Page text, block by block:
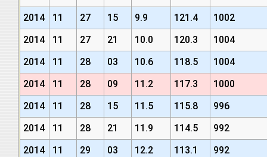
2014
11 27 15 9.9 121.4
1002
2014
11 27 21 10.0 120.3
1004
2014
11 28 03 10.6 118.5
1004
2014
11 28 09 11.2 117.3
1000
2014
11 28 15 11.5 115.8
996
2014
11 28 21 11.9 114.5
992
2014
11 29 03 12.2 113.1
992